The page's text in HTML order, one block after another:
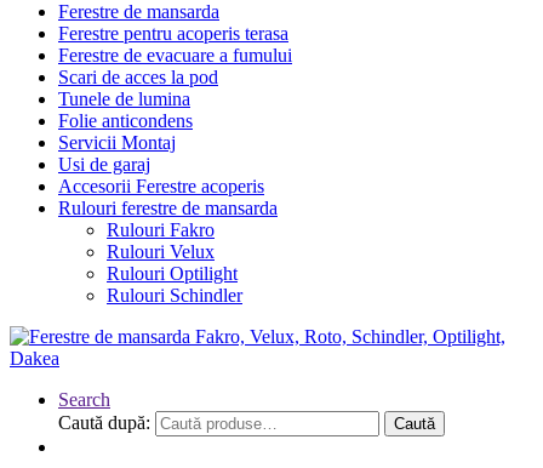
Ferestre de mansarda
Ferestre pentru acoperis terasa
Ferestre de evacuare a fumului
Scari de acces la pod
Tunele de lumina
Folie anticondens
Servicii Montaj
Usi de garaj
Accesorii Ferestre acoperis
Rulouri ferestre de mansarda
Rulouri Fakro
Rulouri Velux
Rulouri Optilight
Rulouri Schindler
Search
Caută după:
Caută